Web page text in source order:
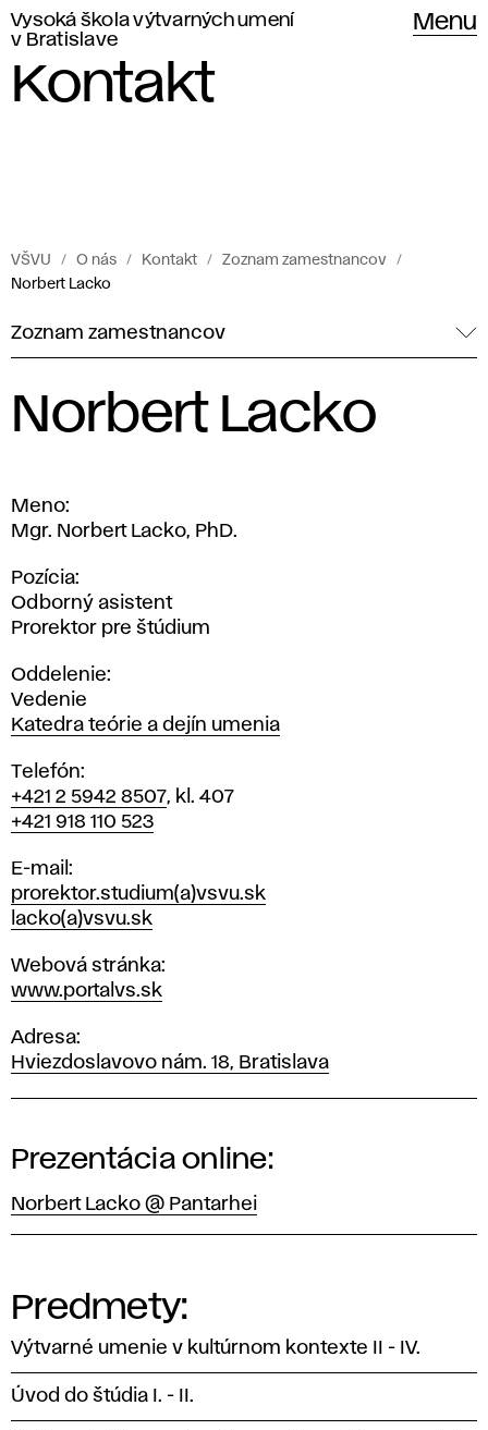
Vysoká škola výtvarných umení
v Bratislave
Menu
Kontakt
VŠVU O nás Kontakt
Zoznam zamestnancov
Norbert Lacko
Zoznam zamestnancov
Norbert Lacko
Meno
Mgr. Norbert Lacko, PhD.
Pozícia
Odborný asistent
Prorektor pre štúdium
Oddelenie
Vedenie
Katedra teórie a dejín umenia
Telefón
+421 2 5942 8507, kl. 407
+421 918 110 523
E-mail
prorektor.studium(a)vsvu.sk
lacko(a)vsvu.sk
Webová stránka
www.portalvs.sk
Adresa
Hviezdoslavovo nám. 18, Bratislava
Prezentácia online:
Norbert Lacko @ Pantarhei
Predmety:
Výtvarné umenie v kultúrnom kontexte II - IV.
Úvod do štúdia I. - II.